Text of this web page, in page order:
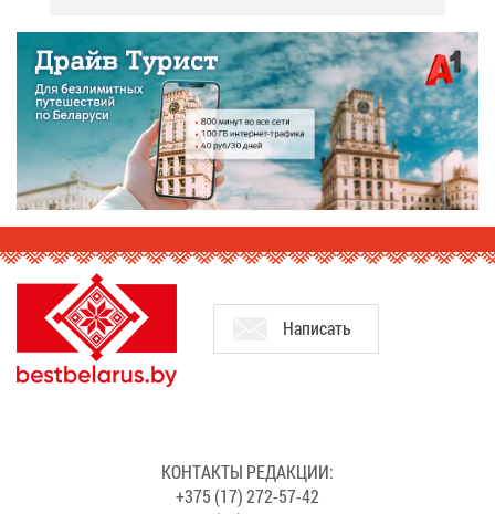
На­пи­сать
КОН­ТАК­ТЫ РЕ­ДАК­ЦИИ:
+375 (17) 272-57-42